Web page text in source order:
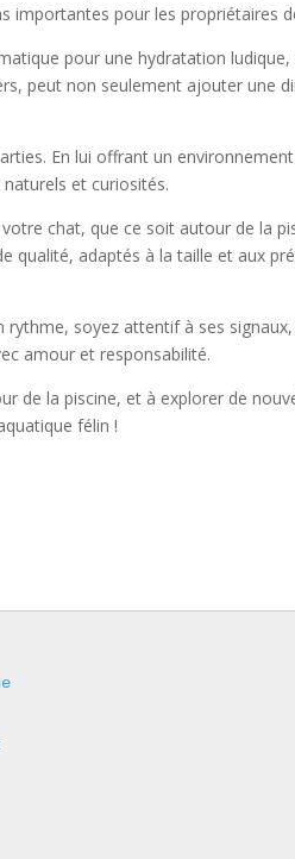
importantes pour les propriétaires
pour une hydratation
peut non seulement ajouter une
En lui offrant un
et curiosités.
chat, que ce soit autour de la
qualité, adaptés à la taille et aux
rythme, soyez attentif à ses
amour et responsabilité.
de la piscine, et à explorer de
félin !